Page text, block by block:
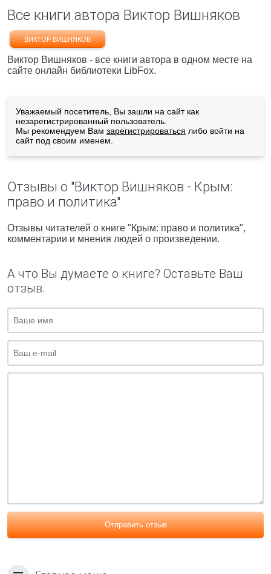
Все книги автора Виктор Вишняков
ВИКТОР ВИШНЯКОВ
Виктор Вишняков - все книги автора в одном месте на
сайте онлайн библиотеки LibFox.
Уважаемый посетитель, Вы зашли на сайт как
незарегистрированный пользователь.
Мы рекомендуем Вам зарегистрироваться либо войти на
сайт под своим именем.
Отзывы о "Виктор Вишняков - Крым:
право и политика"
Отзывы читателей о книге "Крым: право и политика",
комментарии и мнения людей о произведении.
А что Вы думаете о книге? Оставьте Ваш
отзыв.
Отправить отзыв